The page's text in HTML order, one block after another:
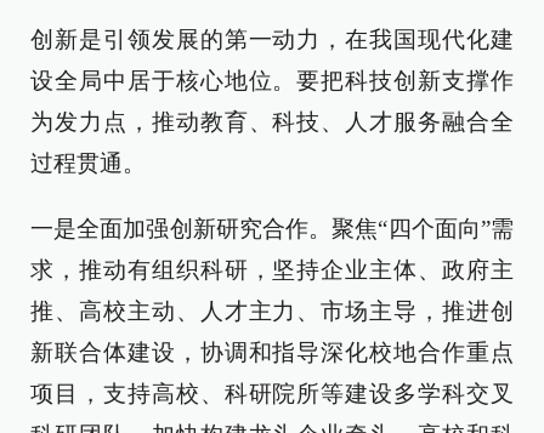
创新是引领发展的第一动力，在我国现代化建
设全局中居于核心地位。要把科技创新支撑作
为发力点，推动教育、科技、人才服务融合全
过程贯通。
一是全面加强创新研究合作。聚焦“四个面向”需
求，推动有组织科研，坚持企业主体、政府主
推、高校主动、人才主力、市场主导，推进创
新联合体建设，协调和指导深化校地合作重点
项目，支持高校、科研院所等建设多学科交叉